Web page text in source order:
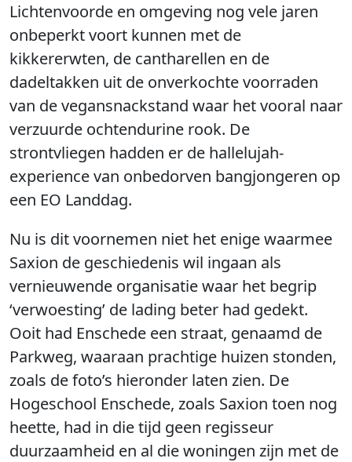
Lichtenvoorde en omgeving nog vele jaren
onbeperkt voort kunnen met de
kikkererwten, de cantharellen en de
dadeltakken uit de onverkochte voorraden
van de vegansnackstand waar het vooral naar
verzuurde ochtendurine rook. De
strontvliegen hadden er de hallelujah-
experience van onbedorven bangjongeren op
een EO Landdag.
Nu is dit voornemen niet het enige waarmee
Saxion de geschiedenis wil ingaan als
vernieuwende organisatie waar het begrip
‘verwoesting’ de lading beter had gedekt.
Ooit had Enschede een straat, genaamd de
Parkweg, waaraan prachtige huizen stonden,
zoals de foto’s hieronder laten zien. De
Hogeschool Enschede, zoals Saxion toen nog
heette, had in die tijd geen regisseur
duurzaamheid en al die woningen zijn met de